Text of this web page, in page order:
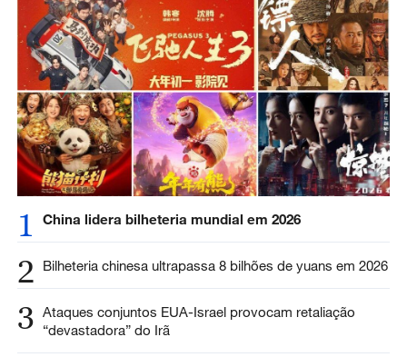
1 China lidera bilheteria mundial em 2026
2 Bilheteria chinesa ultrapassa 8 bilhões de yuans em 2026
3 Ataques conjuntos EUA-Israel provocam retaliação
“devastadora” do Irã